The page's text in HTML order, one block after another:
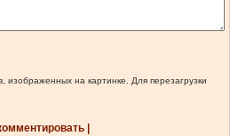
изображенных на картинке. Для перезагрузки
|